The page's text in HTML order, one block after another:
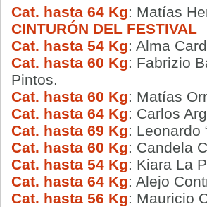
Cat. hasta 64 Kg: Matías
CINTURÓN DEL FESTIVAL
Cat. hasta 54 Kg: Alma
Cat. hasta 60 Kg: Fabrizio
Pintos.
Cat. hasta 60 Kg: Matías
Cat. hasta 64 Kg: Carlos
Cat. hasta 69 Kg: Leonardo
Cat. hasta 60 Kg: Candela
Cat. hasta 54 Kg: Kiara La
Cat. hasta 64 Kg: Alejo
Cat. hasta 56 Kg: Mauricio